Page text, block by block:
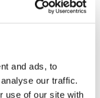
and ads, to
our traffic.
use of our site with